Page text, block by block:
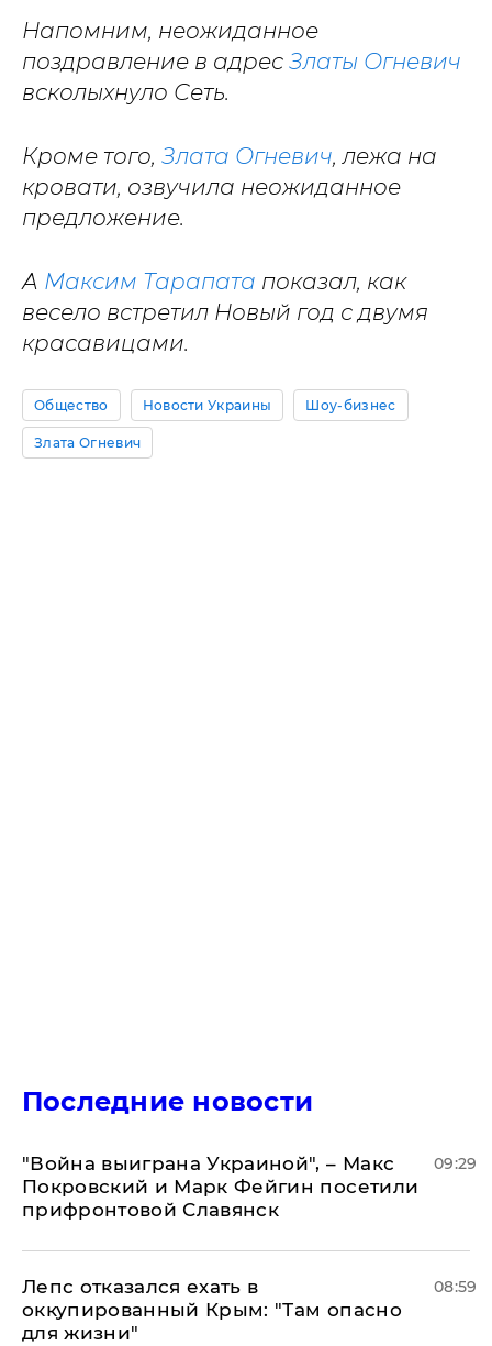
Напомним, неожиданное
поздравление в адрес Златы Огневич
всколыхнуло Сеть.
Кроме того, Злата Огневич, лежа на
кровати, озвучила неожиданное
предложение.
А Максим Тарапата показал, как
весело встретил Новый год с двумя
красавицами.
Общество Новости Украины Шоу-бизнес
Злата Огневич
Последние новости
"Война выиграна Украиной", – Макс
Покровский и Марк Фейгин посетили
прифронтовой Славянск
09:29
Лепс отказался ехать в
оккупированный Крым: "Там опасно
для жизни"
08:59